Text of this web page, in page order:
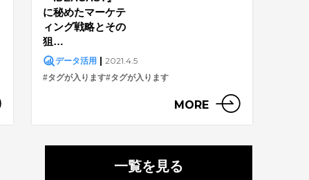
に秘めたマーケテ
ィング戦略とその
狙…
データ活用 |2021.4.5
#タグが入ります#タグが入ります
MORE
一覧を見る